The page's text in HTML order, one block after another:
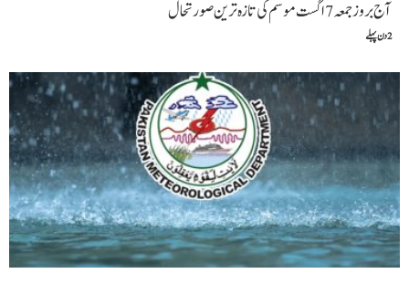
آج بروز جمعہ 7 اگست موسم کی تازہ ترین صورتحال
2 دن پہلے